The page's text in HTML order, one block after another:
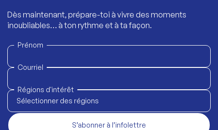
Dès maintenant, prépare-toi à vivre des moments
inoubliables… à ton rythme et à ta façon.
Prénom
Courriel
Régions d'intérêt
Sélectionner des régions
S’abonner à l’infolettre